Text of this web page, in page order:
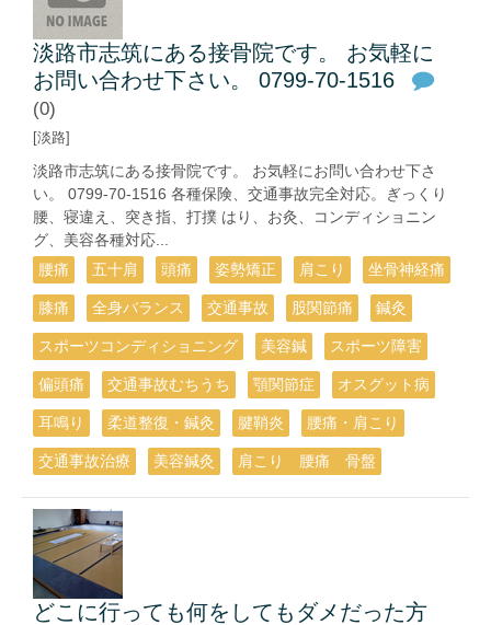
淡路市志筑にある接骨院です。 お気軽に
お問い合わせ下さい。 0799-70-1516
(0)
[淡路]
淡路市志筑にある接骨院です。 お気軽にお問い合わせ下さ
い。 0799-70-1516 各種保険、交通事故完全対応。ぎっくり
腰、寝違え、突き指、打撲 はり、お灸、コンディショニン
グ、美容各種対応...
腰痛
五十肩 頭痛 姿勢矯正 肩こり 坐骨神経痛
膝痛 全身バランス 交通事故 股関節痛 鍼灸
スポーツコンディショニング 美容鍼 スポーツ障害
偏頭痛 交通事故むちうち 顎関節症 オスグット病
耳鳴り 柔道整復・鍼灸 腱鞘炎 腰痛・肩こり
交通事故治療 美容鍼灸 肩こり 腰痛 骨盤
どこに行っても何をしてもダメだった方